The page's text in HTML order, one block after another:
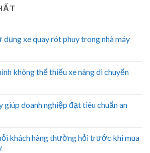
dụng xe quay rót phuy trong nhà máy
không thể thiếu xe nâng di chuyển
giúp doanh nghiệp đạt tiêu chuẩn an
khách hàng thường hỏi trước khi mua